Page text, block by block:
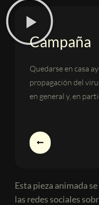
Campaña
Quedarse en casa
propagación del
en general y, en
Esta pieza animada
las redes sociales